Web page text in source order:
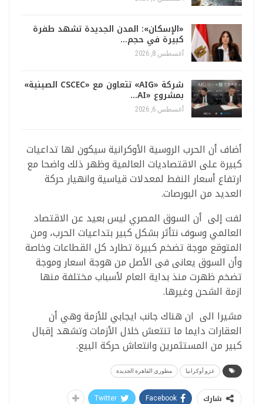
«الإسكان»: المدن الجديدة تشهد طفرة
كبيرة في حجم…
أغسطس 8, 2026
شركة «AIG» تتعاون مع «CSCEC الصينية»
بمشروع «AI…
أغسطس 6, 2026
أضاف أن الحرب الروسية الأوكرانية سيكون لها تداعيات
كبيرة على الاقتصاديات العالمية وظهر ذلك واضحا مع
ارتفاع أسعار النفط لمعدلات قياسية وانهيار حركة
العديد من البورصات.
لفت إلى أن السوق المصري ليس بعيد عن الاقتصاد
العالمي وسوف نتأثر بشكل كبير بتداعيات الحرب، ومن
المتوقع موجة تضخم كبيرة تطارد كل القطاعات وخاصة
وأن السوق يعانى فى الأصل من هوجة اسعار وموجة
تضخم ظهرت منذ بداية العام لأسباب مختلفة منها
ازمة الشحن وغيرها.
مشيرا الى ان هناك جانب ايجابي للأزمة وهي أن
العقارات دايما ما تنتعش خلال الأزمات وتشهد إقبال
كبير من المستثمرين وانتعاش حركة البيع.
غزو أوكرانيا مطوري القاهرة الجديدة
شارك Facebook
Twitter